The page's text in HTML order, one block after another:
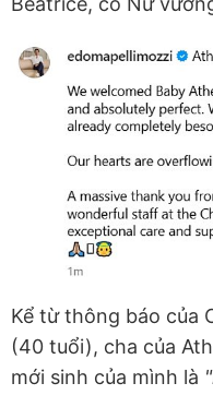
Kể từ thông báo của
(40 tuổi), cha của
mới sinh của mình là